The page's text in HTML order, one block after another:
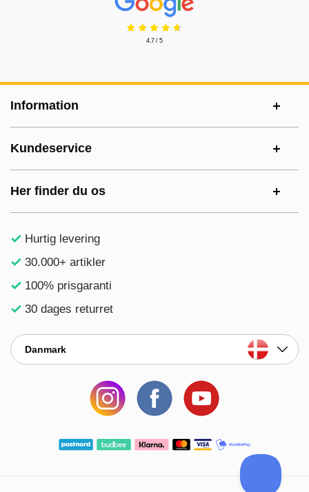
4.7 / 5
Information
Kundeservice
Her finder du os
Hurtig levering
30.000+ artikler
100% prisgaranti
30 dages returret
Danmark